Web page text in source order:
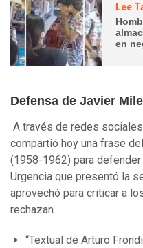
Lee
en
Defensa de Javier
A través de redes
compartió hoy una frase
(1958-1962) para
Urgencia que presentó la
aprovechó para criticar a
rechazan.
“Textual de Arturo